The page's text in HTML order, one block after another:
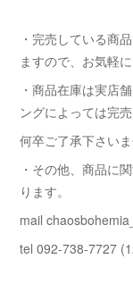
・完売している商
ますので、お気軽
・商品在庫は実店
ングによっては完
何卒ご了承下さいま
・その他、商品に
ります。
mail
tel 092-738-7727